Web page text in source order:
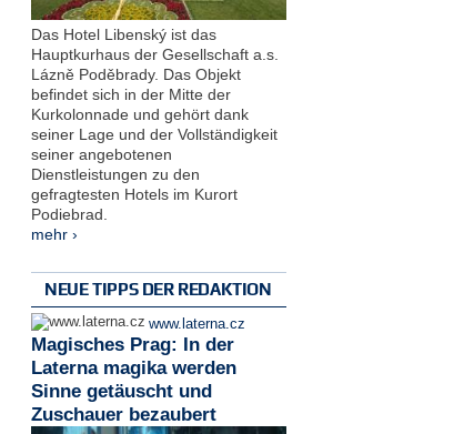
Das Hotel Libenský ist das
Hauptkurhaus der Gesellschaft a.s.
Lázně Poděbrady. Das Objekt
befindet sich in der Mitte der
Kurkolonnade und gehört dank
seiner Lage und der Vollständigkeit
seiner angebotenen
Dienstleistungen zu den
gefragtesten Hotels im Kurort
Podiebrad.
mehr ›
NEUE TIPPS DER REDAKTION
www.laterna.cz
Magisches Prag: In der
Laterna magika werden
Sinne getäuscht und
Zuschauer bezaubert